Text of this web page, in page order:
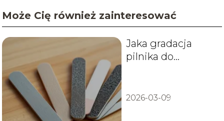
Może Cię również zainteresować
Jaka gradacja
pilnika do
2026-03-09